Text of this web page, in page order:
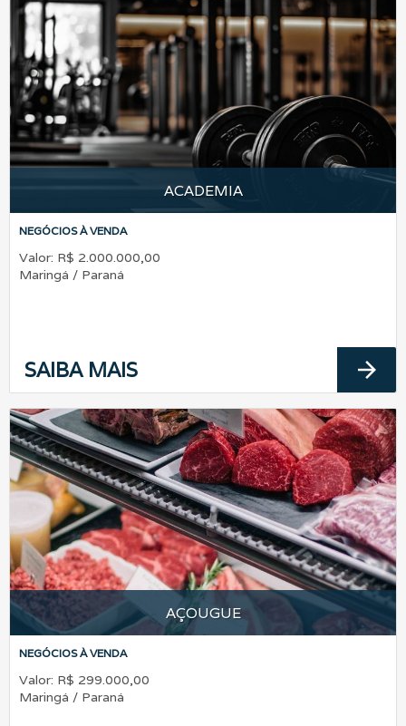
ACADEMIA
NEGÓCIOS À VENDA
Valor: R$ 2.000.000,00
Maringá / Paraná
SAIBA MAIS arrow_forward
AÇOUGUE
NEGÓCIOS À VENDA
Valor: R$ 299.000,00
Maringá / Paraná